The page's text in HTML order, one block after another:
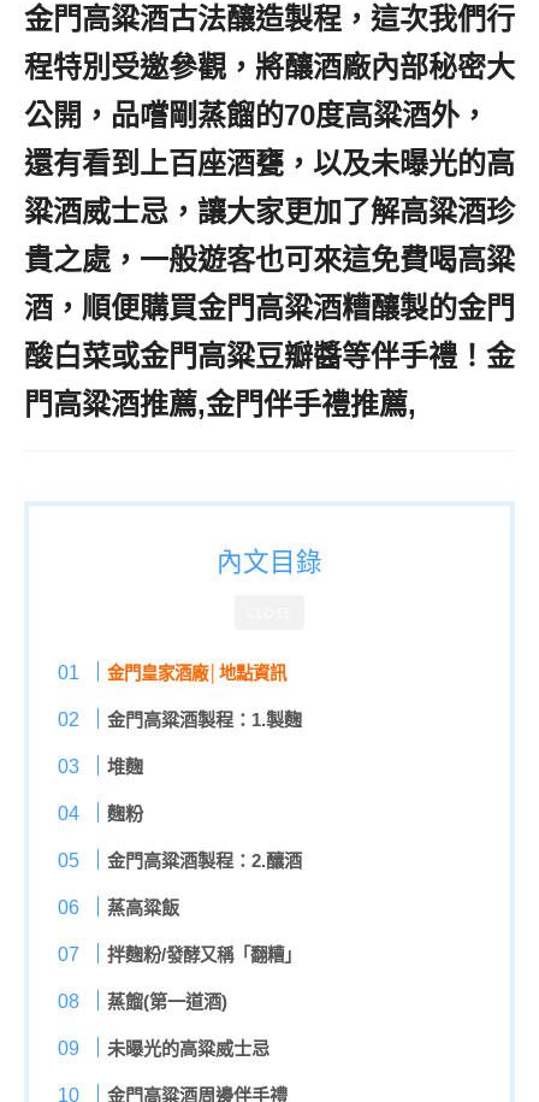
金門高粱酒古法釀造製程，這次我們行
程特別受邀參觀，將釀酒廠內部秘密大
公開，品嚐剛蒸餾的70度高粱酒外，
還有看到上百座酒甕，以及未曝光的高
粱酒威士忌，讓大家更加了解高粱酒珍
貴之處，一般遊客也可來這免費喝高粱
酒，順便購買金門高粱酒糟釀製的金門
酸白菜或金門高粱豆瓣醬等伴手禮！金
門高粱酒推薦,金門伴手禮推薦,
內文目錄
金門皇家酒廠│地點資訊
金門高粱酒製程：1.製麴
堆麴
麴粉
金門高粱酒製程：2.釀酒
蒸高粱飯
拌麴粉/發酵又稱「翻糟」
蒸餾(第一道酒)
未曝光的高粱威士忌
金門高粱酒周邊伴手禮